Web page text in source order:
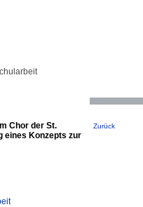
Chor der St.
eines Konzepts zur
Zurück